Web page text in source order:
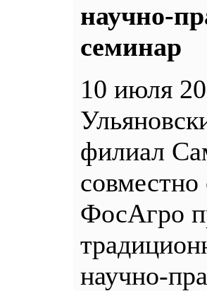
научно-
семинар
10 июля
филиал
ФосАгро
научно-